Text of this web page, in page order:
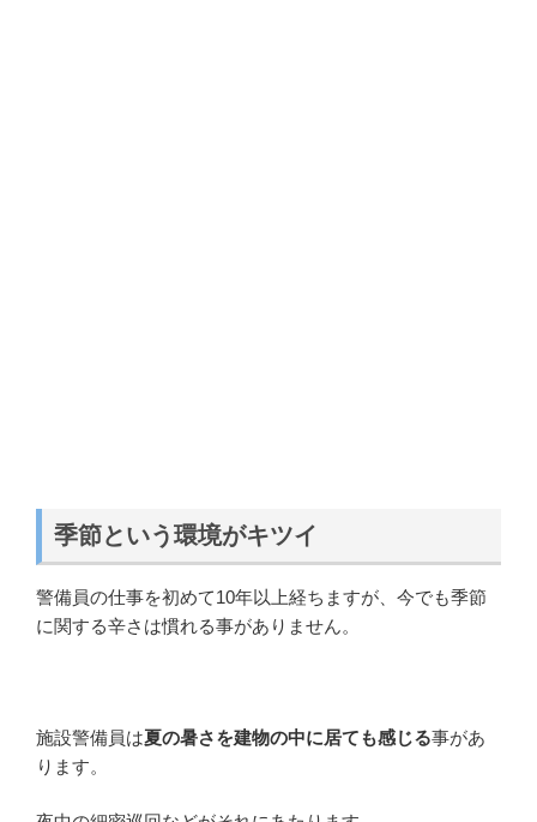
季節という環境がキツイ
警備員の仕事を初めて10年以上経ちますが、今でも季節
に関する辛さは慣れる事がありません。
施設警備員は夏の暑さを建物の中に居ても感じる事があ
ります。